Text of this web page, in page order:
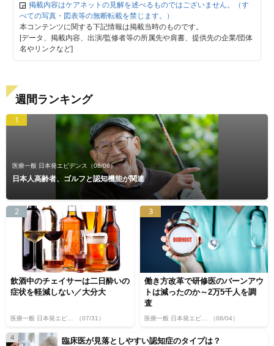
掲載内容はケアネットの見解を述べるものではございません。（す
べての写真・図表等の無断転載を禁じます。）
本コンテンツに関する下記情報は掲載当時のものです。
[データ、掲載内容、出演/監修者等の所属先や肩書、提供先の企業/団体
名やリンクなど]
週間ランキング
1
医療一般 日本発エビデンス （08/06）
日本人高齢者、ゴルフと認知機能が関連
2
飲酒中のチェイサーは二日酔いの
症状を軽減しない／大分大
（07/31）
3
働き方改革で研修医のバーンアウ
トは減ったのか～2万5千人を調
査
（08/04）
4 臨床医が見落としやすい認知症のタイプは？